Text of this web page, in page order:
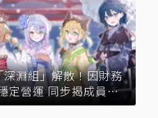
深淵組」解散！因財務
定營運 同步揭成員未